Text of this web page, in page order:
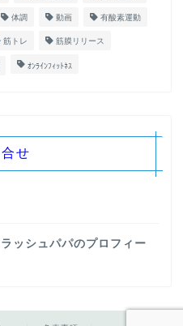
体調 動画 有酸素運動
筋トレ 筋膜リリース
ｵﾝﾗｲﾝﾌｨｯﾄﾈｽ
せ
ッシュパパのプロフィー